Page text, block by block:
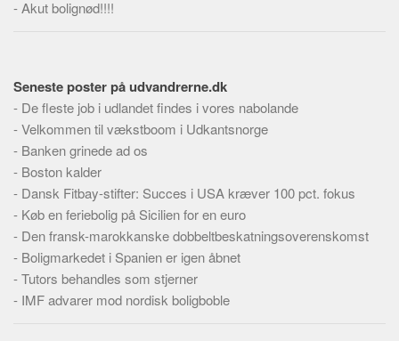
Webstedet
Forhistorien
Redigering
Tekstannoncer
Bannere
Hjælp
-Akut bolignød!!!!
Seneste poster på udvandrerne.dk
- De fleste job i udlandet findes i vores nabolande
-Velkommen til vækstboom i Udkantsnorge
- Banken grinede ad os
- Boston kalder
- Dansk Fitbay-stifter: Succes i USA kræver 100 pct. fokus
- Køb en feriebolig på Sicilien for en euro
- Den fransk-marokkanske dobbeltbeskatningsoverenskomst
- Boligmarkedet i Spanien er igen åbnet
-Tutors behandles som stjerner
- IMF advarer mod nordisk boligboble